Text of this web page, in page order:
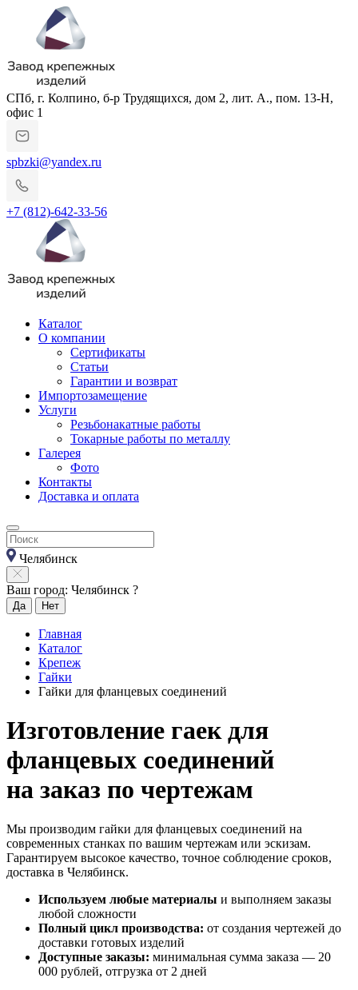
СПб, г. Колпино, б-р Трудящихся, дом 2, лит. А., пом. 13-Н,
офис 1
spbzki@yandex.ru
+7 (812)-642-33-56
Каталог
О компании
Сертификаты
Статьи
Гарантии и возврат
Импортозамещение
Услуги
Резьбонакатные работы
Токарные работы по металлу
Галерея
Фото
Контакты
Доставка и оплата
Челябинск
Ваш город: Челябинск ?
Да Нет
Главная
Каталог
Крепеж
Гайки
Гайки для фланцевых соединений
Изготовление гаек для
фланцевых соединений
на заказ по чертежам
Мы производим гайки для фланцевых соединений на
современных станках по вашим чертежам или эскизам.
Гарантируем высокое качество, точное соблюдение сроков,
доставка в Челябинск.
Используем любые материалы и выполняем заказы
любой сложности
Полный цикл производства: от создания чертежей до
доставки готовых изделий
Доступные заказы: минимальная сумма заказа — 20
000 рублей, отгрузка от 2 дней